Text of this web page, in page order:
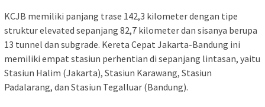
KCJB memiliki panjang trase 142,3 kilometer dengan tipe
struktur elevated sepanjang 82,7 kilometer dan sisanya berupa
13 tunnel dan subgrade. Kereta Cepat Jakarta-Bandung ini
memiliki empat stasiun perhentian di sepanjang lintasan, yaitu
Stasiun Halim (Jakarta), Stasiun Karawang, Stasiun
Padalarang, dan Stasiun Tegalluar (Bandung).